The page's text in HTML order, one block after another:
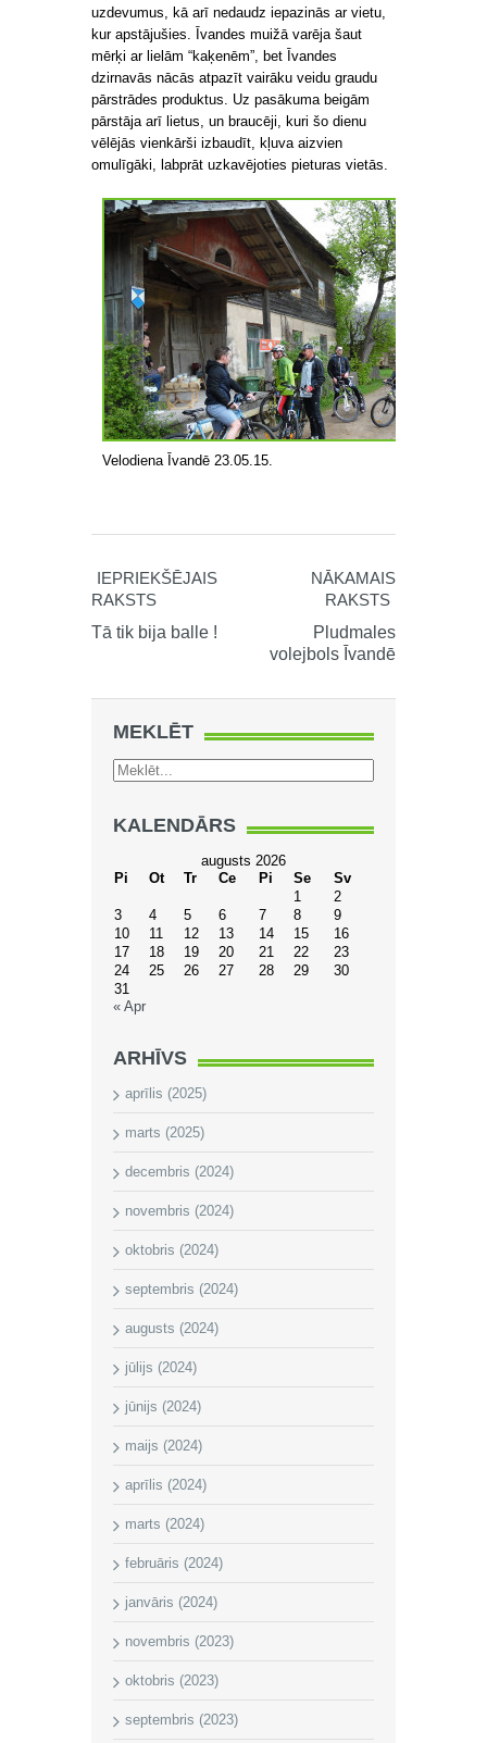
uzdevumus, kā arī nedaudz iepazinās ar vietu,
kur apstājušies. Īvandes muižā varēja šaut
mērķi ar lielām “kaķenēm”, bet Īvandes
dzirnavās nācās atpazīt vairāku veidu graudu
pārstrādes produktus. Uz pasākuma beigām
pārstāja arī lietus, un braucēji, kuri šo dienu
vēlējās vienkārši izbaudīt, kļuva aizvien
omulīgāki, labprāt uzkavējoties pieturas vietās.
Velodiena Īvandē 23.05.15.
IEPRIEKŠĒJAIS
RAKSTS
Tā tik bija balle !
NĀKAMAIS
RAKSTS
Pludmales
volejbols Īvandē
MEKLĒT
KALENDĀRS
augusts 2026
Pi
Ot Tr Ce Pi Se
Sv
1
2
3
4 5 6 7 8
9
10
11 12 13 14 15
16
17
18 19 20 21 22
23
24
25 26 27 28 29
30
31
« Apr
ARHĪVS
aprīlis (2025)
marts (2025)
decembris (2024)
novembris (2024)
oktobris (2024)
septembris (2024)
augusts (2024)
jūlijs (2024)
jūnijs (2024)
maijs (2024)
aprīlis (2024)
marts (2024)
februāris (2024)
janvāris (2024)
novembris (2023)
oktobris (2023)
septembris (2023)